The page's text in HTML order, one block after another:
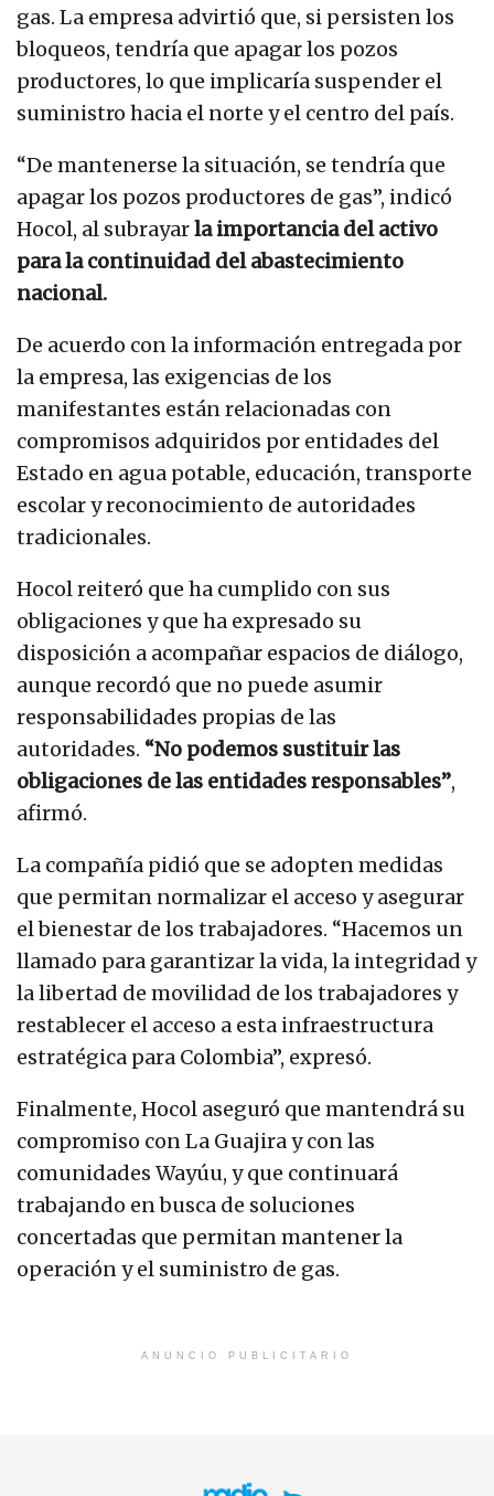
gas. La empresa advirtió que, si persisten los
bloqueos, tendría que apagar los pozos
productores, lo que implicaría suspender el
suministro hacia el norte y el centro del país.
“De mantenerse la situación, se tendría que
apagar los pozos productores de gas”, indicó
Hocol, al subrayarla importancia del activo
para la continuidad del abastecimiento
nacional.
De acuerdo con la información entregada por
la empresa, las exigencias de los
manifestantes están relacionadas con
compromisos adquiridos por entidades del
Estado en agua potable, educación, transporte
escolar y reconocimiento de autoridades
tradicionales.
Hocol reiteró que ha cumplido con sus
obligaciones y que ha expresado su
disposición a acompañar espacios de diálogo,
aunque recordó que no puede asumir
responsabilidades propias de las
autoridades. “No podemos sustituir las
obligaciones de las entidades responsables”,
afirmó.
La compañía pidió que se adopten medidas
que permitan normalizar el acceso y asegurar
el bienestar de los trabajadores. “Hacemos un
llamado para garantizar la vida, la integridad y
la libertad de movilidad de los trabajadores y
restablecer el acceso a esta infraestructura
estratégica para Colombia”, expresó.
Finalmente, Hocol aseguró que mantendrá su
compromiso con La Guajira y con las
comunidades Wayúu, y que continuará
trabajando en busca de soluciones
concertadas que permitan mantener la
operación y el suministro de gas.
ANUNCIO PUBLICITARIO